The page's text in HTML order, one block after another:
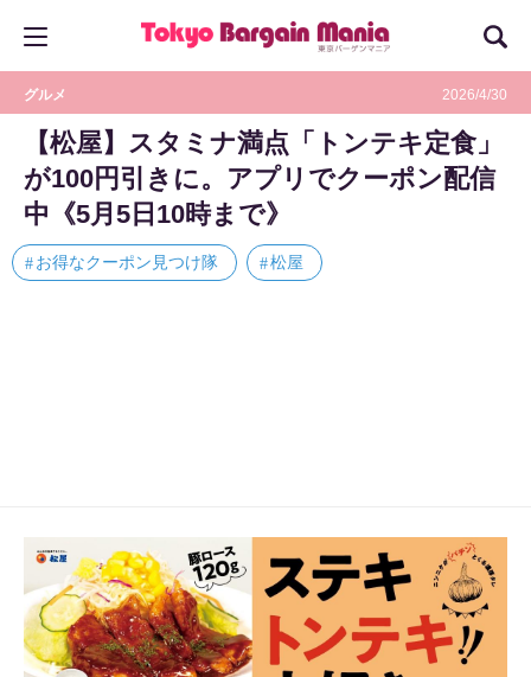
グルメ 2026/4/30
【松屋】スタミナ満点「トンテキ定食」
が100円引きに。アプリでクーポン配信
中《5月5日10時まで》
お得なクーポン見つけ隊 松屋